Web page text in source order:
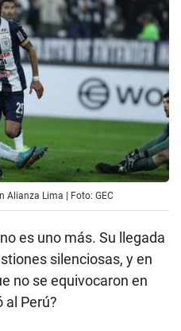
Alianza Lima | Foto: GEC
es uno más. Su llegada
silenciosas, y en
no se equivocaron en
al Perú?